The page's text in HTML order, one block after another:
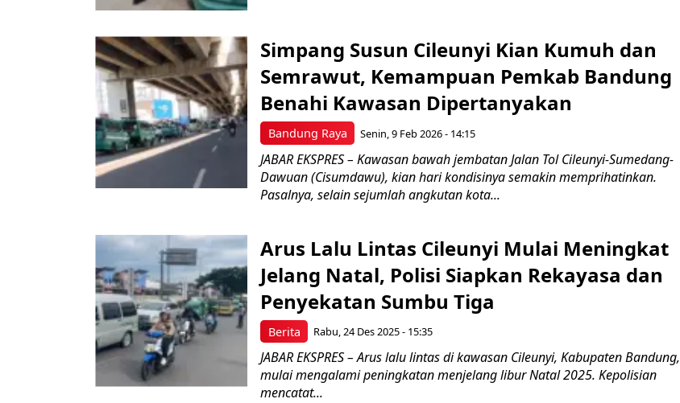
Bandung Raya
Simpang Susun Cileunyi Kian Kumuh dan
Semrawut, Kemampuan Pemkab Bandung
Benahi Kawasan Dipertanyakan
Senin, 9 Feb 2026 - 14:15
JABAR EKSPRES – Kawasan bawah jembatan Jalan Tol Cileunyi-Sumedang-
Dawuan (Cisumdawu), kian hari kondisinya semakin memprihatinkan.
Pasalnya, selain sejumlah angkutan kota...
Berita
Arus Lalu Lintas Cileunyi Mulai Meningkat
Jelang Natal, Polisi Siapkan Rekayasa dan
Penyekatan Sumbu Tiga
Rabu, 24 Des 2025 - 15:35
JABAR EKSPRES – Arus lalu lintas di kawasan Cileunyi, Kabupaten Bandung,
mulai mengalami peningkatan menjelang libur Natal 2025. Kepolisian
mencatat...